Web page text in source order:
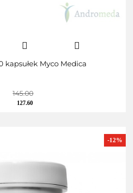
kapsułek Myco Medica
145.00
127.60
-12%